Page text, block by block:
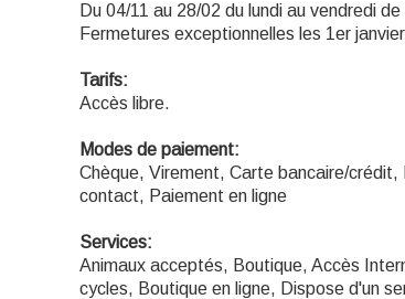
Du 04/11 au 28/02 du lundi au vendredi
Fermetures exceptionnelles les 1er
Tarifs:
Accès libre.
Modes de paiement:
Chèque, Virement, Carte bancaire/
contact, Paiement en ligne
Services:
Animaux acceptés, Boutique, Accès
cycles, Boutique en ligne, Dispose d'un